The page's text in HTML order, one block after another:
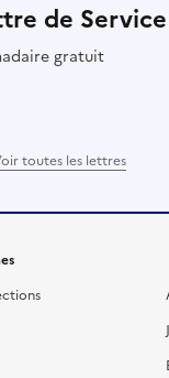
de
gratuit
toutes les lettres